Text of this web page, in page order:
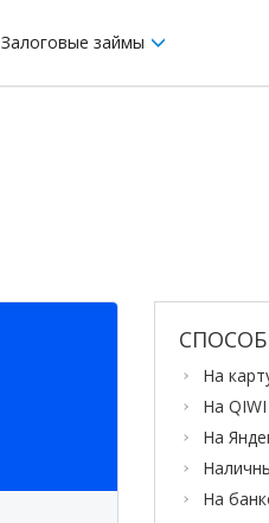
Залоговые займы
На
На QIWI
На
На